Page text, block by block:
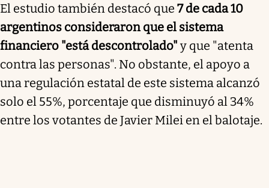
El estudio también destacó que 7 de cada 10
argentinos consideraron que el sistema
financiero "está descontrolado" y que "atenta
contra las personas". No obstante, el apoyo a
una regulación estatal de este sistema alcanzó
solo el 55%, porcentaje que disminuyó al 34%
entre los votantes de Javier Milei en el balotaje.